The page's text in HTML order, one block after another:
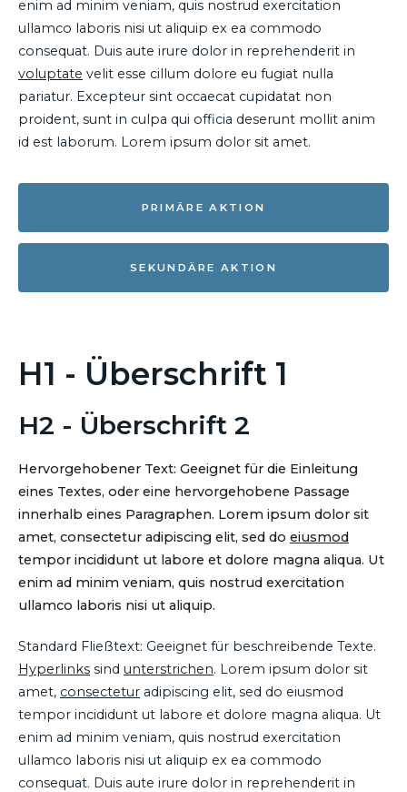
enim ad minim veniam, quis nostrud exercitation
ullamco laboris nisi ut aliquip ex ea commodo
consequat. Duis aute irure dolor in reprehenderit in
voluptate velit esse cillum dolore eu fugiat nulla
pariatur. Excepteur sint occaecat cupidatat non
proident, sunt in culpa qui officia deserunt mollit anim
id est laborum. Lorem ipsum dolor sit amet.
PRIMÄRE AKTION
SEKUNDÄRE AKTION
H1 - Überschrift 1
H2 - Überschrift 2
Hervorgehobener Text: Geeignet für die Einleitung
eines Textes, oder eine hervorgehobene Passage
innerhalb eines Paragraphen. Lorem ipsum dolor sit
amet, consectetur adipiscing elit, sed do eiusmod
tempor incididunt ut labore et dolore magna aliqua. Ut
enim ad minim veniam, quis nostrud exercitation
ullamco laboris nisi ut aliquip.
Standard Fließtext: Geeignet für beschreibende Texte.
Hyperlinks sind unterstrichen. Lorem ipsum dolor sit
amet, consectetur adipiscing elit, sed do eiusmod
tempor incididunt ut labore et dolore magna aliqua. Ut
enim ad minim veniam, quis nostrud exercitation
ullamco laboris nisi ut aliquip ex ea commodo
consequat. Duis aute irure dolor in reprehenderit in